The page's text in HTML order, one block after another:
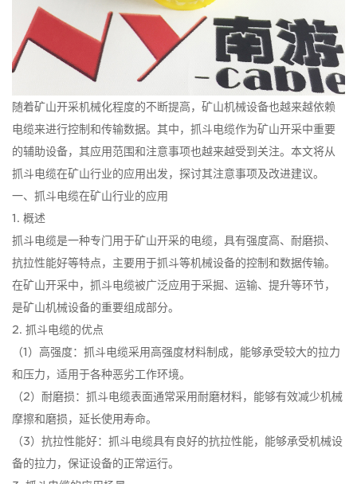
随着矿山开采机械化程度的不断提高，矿山机械设备也越来越依赖
电缆来进行控制和传输数据。其中，抓斗电缆作为矿山开采中重要
的辅助设备，其应用范围和注意事项也越来越受到关注。本文将从
抓斗电缆在矿山行业的应用出发，探讨其注意事项及改进建议。
一、抓斗电缆在矿山行业的应用
1. 概述
抓斗电缆是一种专门用于矿山开采的电缆，具有强度高、耐磨损、
抗拉性能好等特点，主要用于抓斗等机械设备的控制和数据传输。
在矿山开采中，抓斗电缆被广泛应用于采掘、运输、提升等环节，
是矿山机械设备的重要组成部分。
2. 抓斗电缆的优点
（1）高强度：抓斗电缆采用高强度材料制成，能够承受较大的拉力
和压力，适用于各种恶劣工作环境。
（2）耐磨损：抓斗电缆表面通常采用耐磨材料，能够有效减少机械
摩擦和磨损，延长使用寿命。
（3）抗拉性能好：抓斗电缆具有良好的抗拉性能，能够承受机械设
备的拉力，保证设备的正常运行。